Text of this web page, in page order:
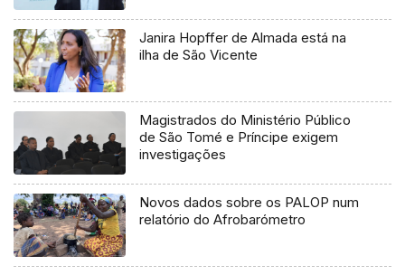
Janira Hopffer de Almada está na
ilha de São Vicente
Magistrados do Ministério Público
de São Tomé e Príncipe exigem
investigações
Novos dados sobre os PALOP num
relatório do Afrobarómetro